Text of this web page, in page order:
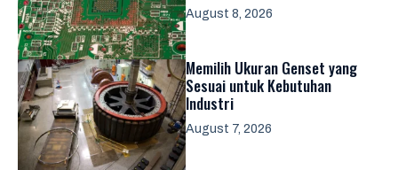
August 8, 2026
Memilih Ukuran Genset yang
Sesuai untuk Kebutuhan
Industri
August 7, 2026